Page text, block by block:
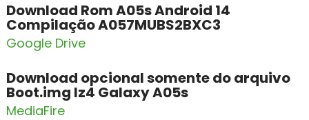
Download Rom A05s Android 14
Compilação A057MUBS2BXC3
Google Drive
Download opcional somente do arquivo
Boot.img lz4 Galaxy A05s
MediaFire